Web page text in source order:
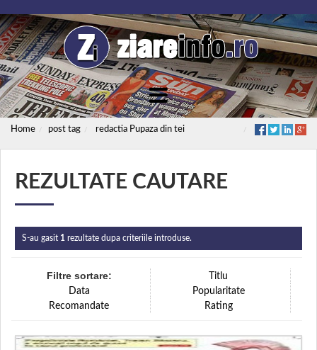
Home post tag redactia Pupaza din tei
REZULTATE CAUTARE
S-au gasit 1 rezultate dupa criteriile introduse.
Filtre sortare:
Titlu
Data
Popularitate
Recomandate
Rating